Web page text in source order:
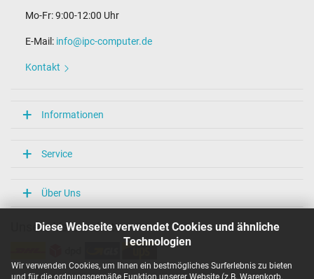
Diese Webseite verwendet Cookies und ähnliche
Technologien
Wir verwenden Cookies, um Ihnen ein bestmögliches Surferlebnis zu bieten
und für die ordnungsgemäße Funktion unserer Website (z.B. Warenkorb,
Mo-Fr: 9:00-12:00 Uhr
E-Mail: info@ipc-computer.de
Kontakt
Informationen
Service
Über Uns
Unsere Versandarten